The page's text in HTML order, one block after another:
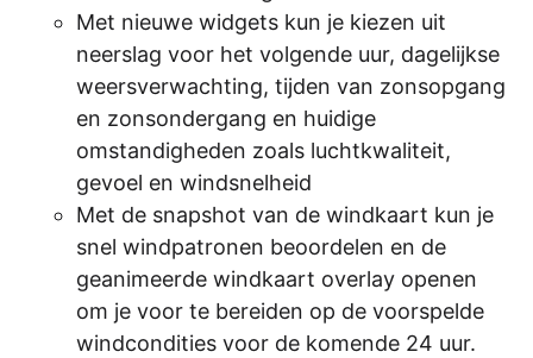
Met nieuwe widgets kun je kiezen uit
neerslag voor het volgende uur, dagelijkse
weersverwachting, tijden van zonsopgang
en zonsondergang en huidige
omstandigheden zoals luchtkwaliteit,
gevoel en windsnelheid
Met de snapshot van de windkaart kun je
snel windpatronen beoordelen en de
geanimeerde windkaart overlay openen
om je voor te bereiden op de voorspelde
windcondities voor de komende 24 uur.